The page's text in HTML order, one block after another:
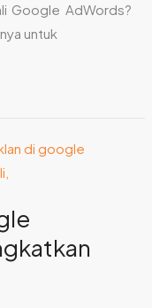
Google AdWords?
untuk